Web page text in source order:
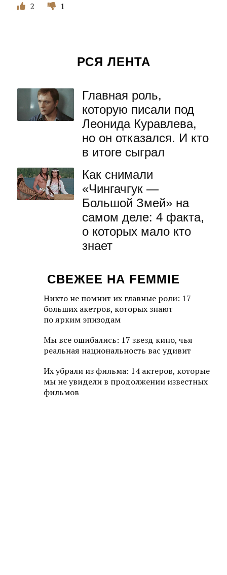
2 1
РСЯ ЛЕНТА
Главная роль,
которую писали под
Леонида Куравлева,
но он отказался. И кто
в итоге сыграл
Как снимали
«Чингачгук —
Большой Змей» на
самом деле: 4 факта,
о которых мало кто
знает
СВЕЖЕЕ НА FEMMIE
Никто не помнит их главные роли: 17
больших акетров, которых знают
по ярким эпизодам
Мы все ошибались: 17 звезд кино, чья
реальная национальность вас удивит
Их убрали из фильма: 14 актеров, которые
мы не увидели в продолжении известных
фильмов